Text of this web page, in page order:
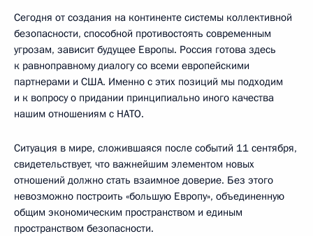
Сегодня от создания на континенте системы коллективной
безопасности, способной противостоять современным
угрозам, зависит будущее Европы. Россия готова здесь
к равноправному диалогу со всеми европейскими
партнерами и США. Именно с этих позиций мы подходим
и к вопросу о придании принципиально иного качества
нашим отношениям с НАТО.
Ситуация в мире, сложившаяся после событий 11 сентября,
свидетельствует, что важнейшим элементом новых
отношений должно стать взаимное доверие. Без этого
невозможно построить «большую Европу», объединенную
общим экономическим пространством и единым
пространством безопасности.